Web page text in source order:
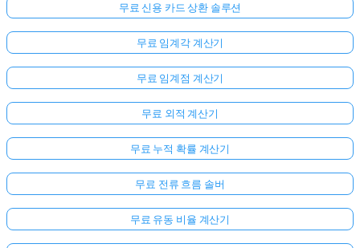
여
기
서
로
세
무료 신용 카드 상환 솔루션
무료 임계각 계산기
무료 임계점 계산기
무료 외적 계산기
무료 누적 확률 계산기
무료 전류 흐름 솔버
무료 유동 비율 계산기